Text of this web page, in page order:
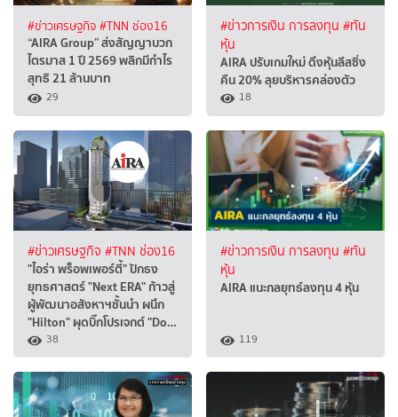
#ข่าวเศรษฐกิจ #TNN ช่อง16
“AIRA Group” ส่งสัญญาบวก
ไตรมาส 1 ปี 2569 พลิกมีกำไร
สุทธิ 21 ล้านบาท
29
#ข่าวการเงิน การลงทุน #ทัน
หุ้น
AIRA ปรับเกมใหม่ ดึงหุ้นลีสซิ่ง
คืน 20% ลุยบริหารคล่องตัว
18
#ข่าวเศรษฐกิจ #TNN ช่อง16
"ไอร่า พร็อพเพอร์ตี้" ปักธง
ยุทธศาสตร์ "Next ERA" ก้าวสู่
ผู้พัฒนาอสังหาฯชั้นนำ ผนึก
"Hilton" ผุดบิ๊กโปรเจกต์ "Do…
38
#ข่าวการเงิน การลงทุน #ทัน
หุ้น
AIRA แนะกลยุทธ์ลงทุน 4 หุ้น
119